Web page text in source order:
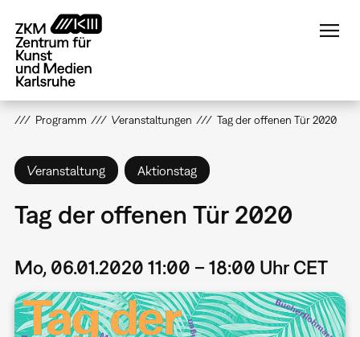
zum
Inhalt
Programm Veranstaltungen Tag der offenen Tür 2020
Veranstaltung Aktionstag
Tag der offenen Tür 2020
Mo, 06.01.2020 11:00 – 18:00 Uhr CET